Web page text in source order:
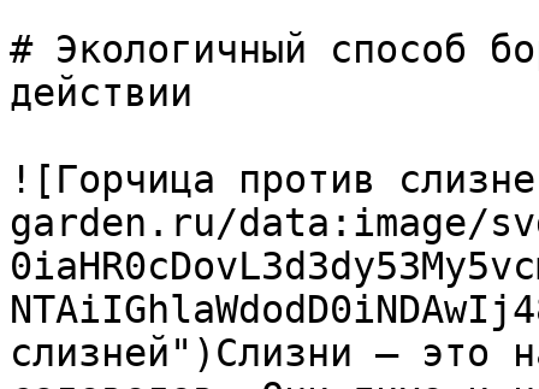
# Экологичный способ
действии
![Горчица против
garden.ru/data:image/
слизней")Слизни — это